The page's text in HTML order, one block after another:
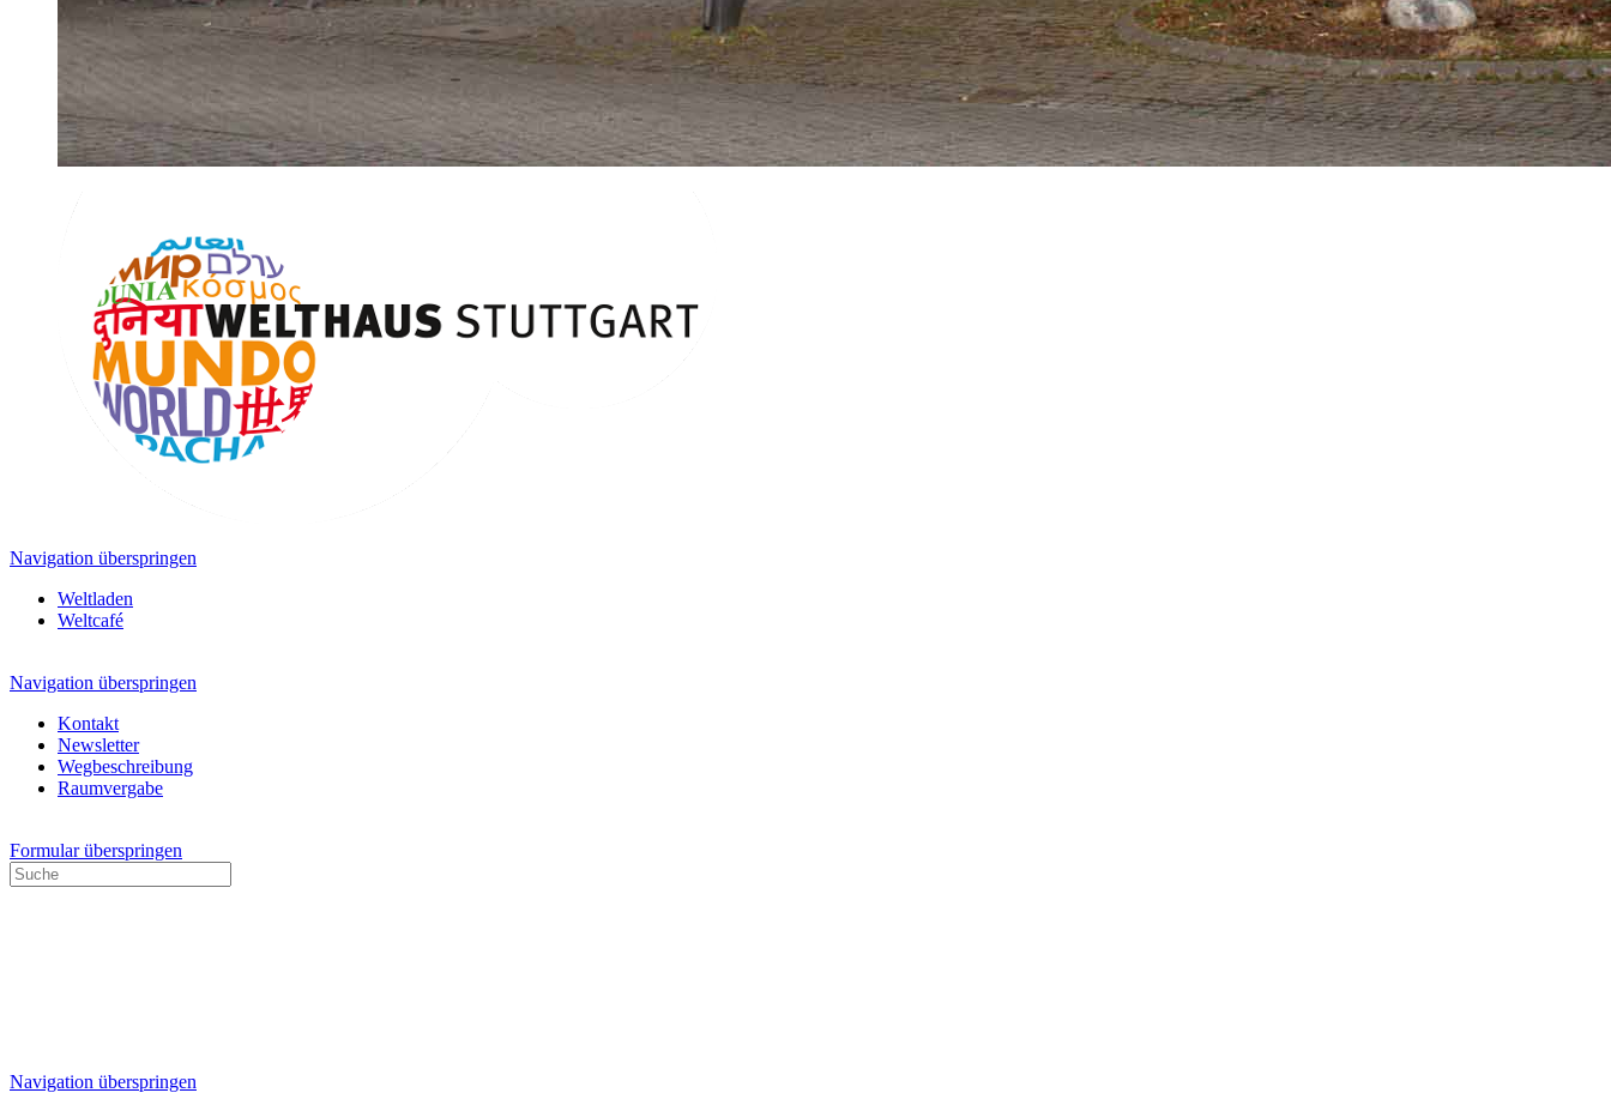
Navigation überspringen
Weltladen
Weltcafé
Navigation überspringen
Kontakt
Newsletter
Wegbeschreibung
Raumvergabe
Formular überspringen
Navigation überspringen